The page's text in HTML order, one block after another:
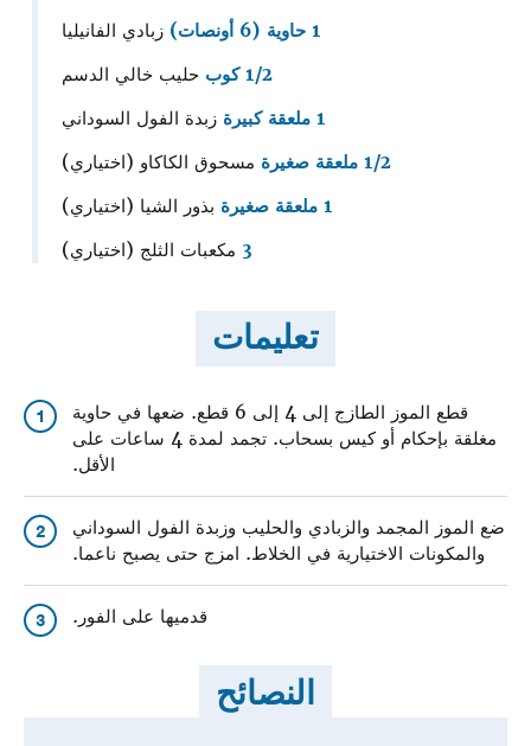
1 حاوية (6 أونصات)
زبادي الفانيليا
1/2 كوب
حليب خالي الدسم
1 ملعقة كبيرة
زبدة الفول السوداني
1/2 ملعقة صغيرة
مسحوق الكاكاو (اختياري)
1 ملعقة صغيرة
بذور الشيا (اختياري)
3 مكعبات الثلج (اختياري)
تعليمات
1
قطع الموز الطازج إلى 4 إلى 6 قطع. ضعها في حاوية
مغلقة بإحكام أو كيس بسحاب. تجمد لمدة 4 ساعات على
الأقل.
2
ضع الموز المجمد والزبادي والحليب وزبدة الفول السوداني
والمكونات الاختيارية في الخلاط. امزج حتى يصبح ناعما.
3 قدميها على الفور.
النصائح